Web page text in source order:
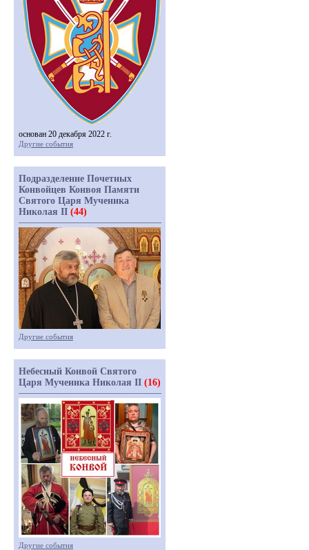
основан 20 декабря 2022 г.
Другие события
Подразделение Почетных
Конвойцев Конвоя Памяти
Святого Царя Мученика
Николая II (44)
Другие события
Небесный Конвой Святого
Царя Мученика Николая II (16)
Другие события